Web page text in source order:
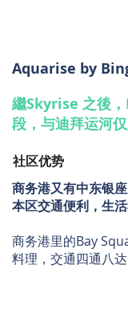
Aquarise by
繼Skyrise 之後
段，与迪拜运河仅
社区优势
商务港又有中东银
本区交通便利，生活
商务港里的Bay
料理，交通四通八